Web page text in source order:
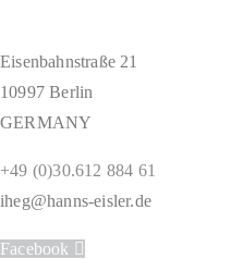
Eisenbahnstraße 21
10997 Berlin
GERMANY
+49 (0)30.612 884 61
iheg@hanns-eisler.de
Facebook